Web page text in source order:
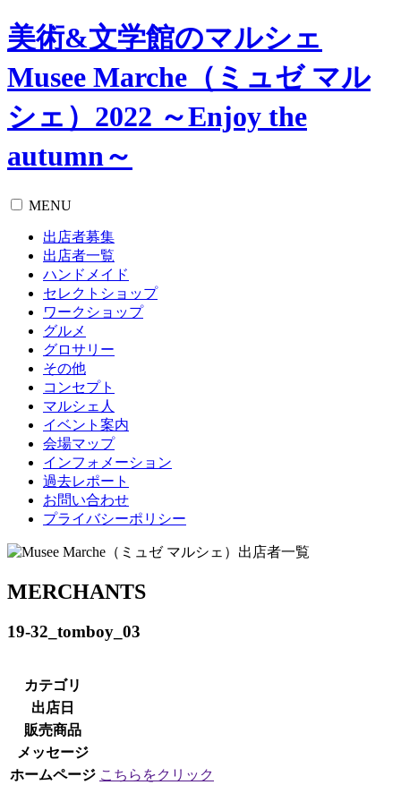
美術&文学館のマルシェ
Musee Marche（ミュゼ マル
シェ）2022 ～Enjoy the
autumn～
MENU
出店者募集
出店者一覧
ハンドメイド
セレクトショップ
ワークショップ
グルメ
グロサリー
その他
コンセプト
マルシェ人
イベント案内
会場マップ
インフォメーション
過去レポート
お問い合わせ
プライバシーポリシー
MERCHANTS
19-32_tomboy_03
カテゴリ
出店日
販売商品
メッセージ
ホームページ こちらをクリック